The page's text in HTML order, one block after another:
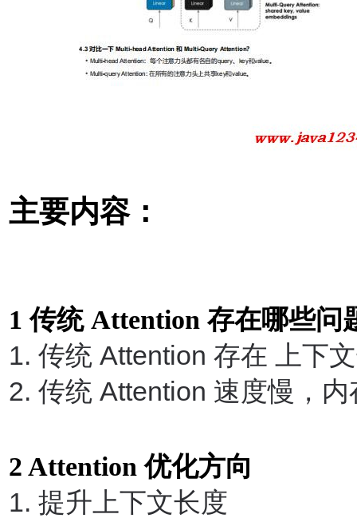
主要内容：
1传统Attention 存在哪些问
1. 传统 Attention 存在 上下
2. 传统 Attention 速度慢，
2 Attention优化方向
1. 提升上下文长度